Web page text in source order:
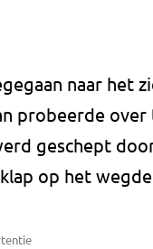
naar het
probeerde
geschept
op het